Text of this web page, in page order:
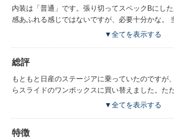
ジンの音も好きです。「あー走ってるなー」って
ルで好きです。
内装は「普通」です。張り切ってスペックBにし
感あふれる感じではないですが、必要十分かな。
ースは普通車と同じ感じでワンボックスの方が広
▼全てを表示する
総評
もともと日産のステージアに乗っていたのですが
らスライドのワンボックスに買い替えました。た
い＆重い。。 月日は流れチャイルドシートも必要
がいいんじゃない？」と。 実はそれまでエクシー
▼全てを表示する
特徴